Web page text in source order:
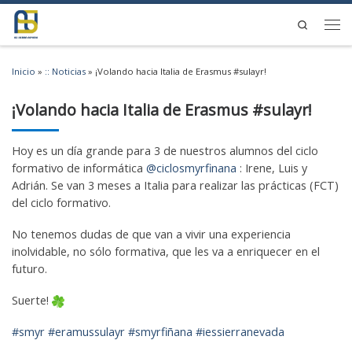
Saltar al contenido
Search
Inicio » :: Noticias » ¡Volando hacia Italia de Erasmus #sulayr!
¡Volando hacia Italia de Erasmus #sulayr!
Hoy es un día grande para 3 de nuestros alumnos del ciclo
formativo de informática @ciclosmyrfinana : Irene, Luis y
Adrián. Se van 3 meses a Italia para realizar las prácticas (FCT)
del ciclo formativo.
No tenemos dudas de que van a vivir una experiencia
inolvidable, no sólo formativa, que les va a enriquecer en el
futuro.
Suerte!
#smyr #eramussulayr #smyrfiñana #iessierranevada